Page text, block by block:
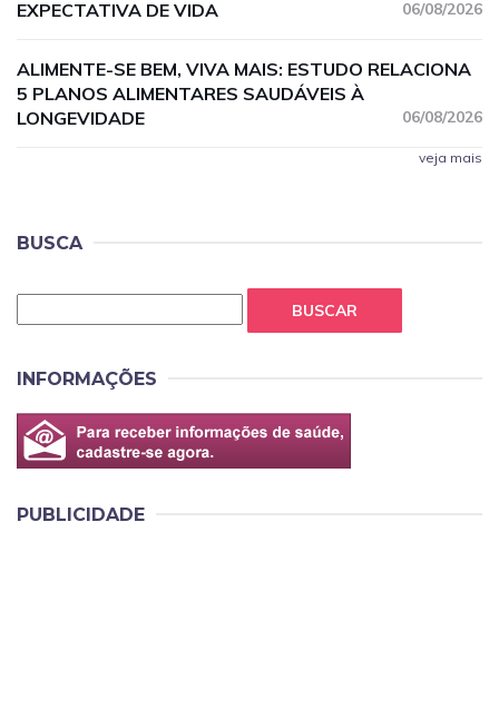
EXPECTATIVA DE VIDA 06/08/2026
ALIMENTE-SE BEM, VIVA MAIS: ESTUDO RELACIONA
5 PLANOS ALIMENTARES SAUDÁVEIS À
LONGEVIDADE
06/08/2026
veja mais
BUSCA
BUSCAR
INFORMAÇÕES
PUBLICIDADE